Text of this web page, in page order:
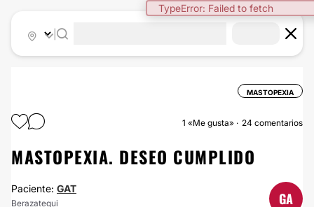
TypeError: Failed to fetch
MASTOPEXIA
1 «Me gusta» 24 comentarios
MASTOPEXIA. DESEO CUMPLIDO
Paciente: GAT
Berazategui GA